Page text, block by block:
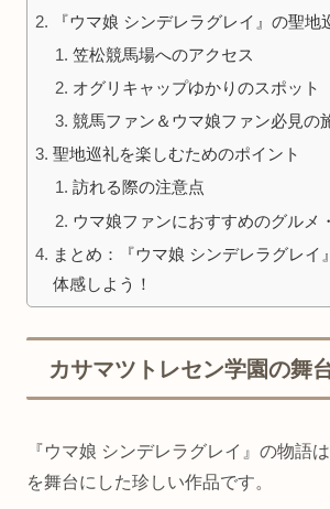
『ウマ娘 シンデレラグレイ』の聖地
笠松競馬場へのアクセス
オグリキャップゆかりのスポット
競馬ファン＆ウマ娘ファン必見の
聖地巡礼を楽しむためのポイント
訪れる際の注意点
ウマ娘ファンにおすすめのグルメ
まとめ：『ウマ娘 シンデレラグレイ
体感しよう！
カサマツトレセン学園の舞
『ウマ娘 シンデレラグレイ』の物語
を舞台にした珍しい作品です。